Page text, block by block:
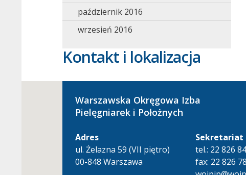
październik 2016
wrzesień 2016
Kontakt i lokalizacja
Warszawska Okręgowa Izba
Pielęgniarek i Położnych
Adres
ul. Żelazna 59 (VII piętro)
00-848 Warszawa
Sekretariat
tel.: 22 826
fax: 22 826